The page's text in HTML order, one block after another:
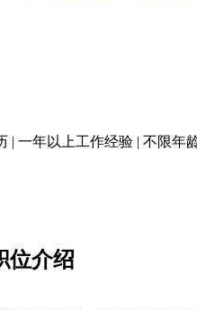
| 一年以上工作经验 | 不限年
位介绍